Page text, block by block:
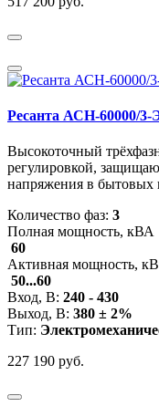
Ресанта АСН-60000/
Высокоточный
регулировкой,
напряжения в
Количество фаз: 3
Полная мощность, кВА
60
Активная мощность,
50...60
Вход, В: 240 - 430
Выход, В: 380 ± 2%
Тип:
227 190 руб.